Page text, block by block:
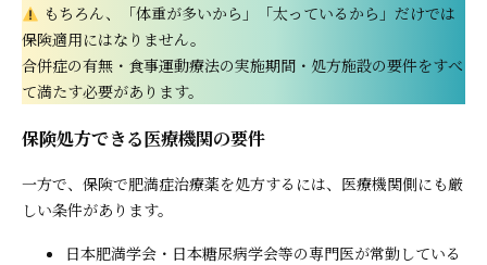
もちろん、「体重が多いから」「太っているから」だけでは
保険適用にはなりません。
合併症の有無・食事運動療法の実施期間・処方施設の要件をすべ
て満たす必要があります。
保険処方できる医療機関の要件
一方で、保険で肥満症治療薬を処方するには、医療機関側にも厳
しい条件があります。
日本肥満学会・日本糖尿病学会等の専門医が常勤している